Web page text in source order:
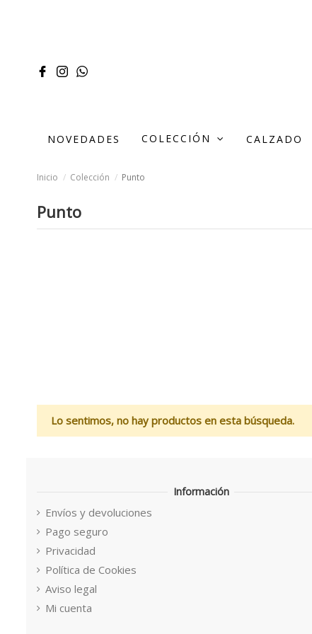
NOVEDADES COLECCIÓN CALZADO
Inicio Colección Punto
Punto
Lo sentimos, no hay productos en esta búsqueda.
Información
Envíos y devoluciones
Pago seguro
Privacidad
Política de Cookies
Aviso legal
Mi cuenta